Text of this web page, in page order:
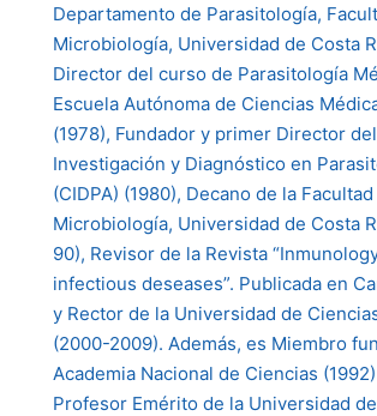
Departamento de Parasitología,
Microbiología, Universidad de Costa
Director del curso de Parasitología
Escuela Autónoma de Ciencias
(1978), Fundador y primer Director
Investigación y Diagnóstico en
(CIDPA) (1980), Decano de la
Microbiología, Universidad de Costa
90), Revisor de la Revista
infectious deseases”. Publicada en
y Rector de la Universidad de
(2000-2009). Además, es Miembro
Academia Nacional de Ciencias
Profesor Emérito de la Universidad